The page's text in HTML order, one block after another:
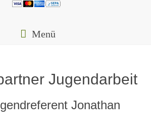
Menü
Jugendarbeit
Jonathan